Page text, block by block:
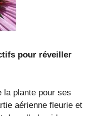
pour réveiller
la plante pour ses
aérienne fleurie et